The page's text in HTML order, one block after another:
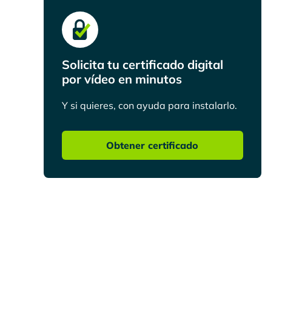
Solicita tu certificado digital
por vídeo en minutos
Y si quieres, con ayuda para instalarlo.
Obtener certificado